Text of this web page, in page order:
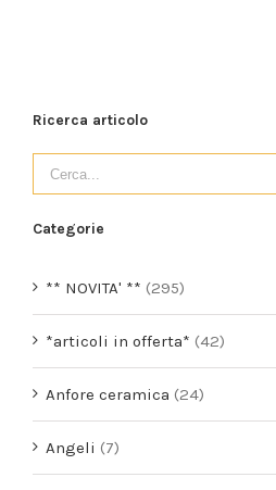
Ricerca articolo
Categorie
** NOVITA' ** (295)
*articoli in offerta* (42)
Anfore ceramica (24)
Angeli (7)